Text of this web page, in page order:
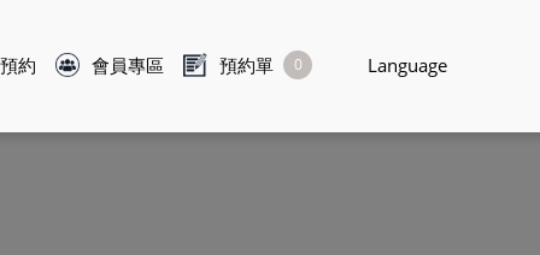
約 會員專區 預約單 0 Language